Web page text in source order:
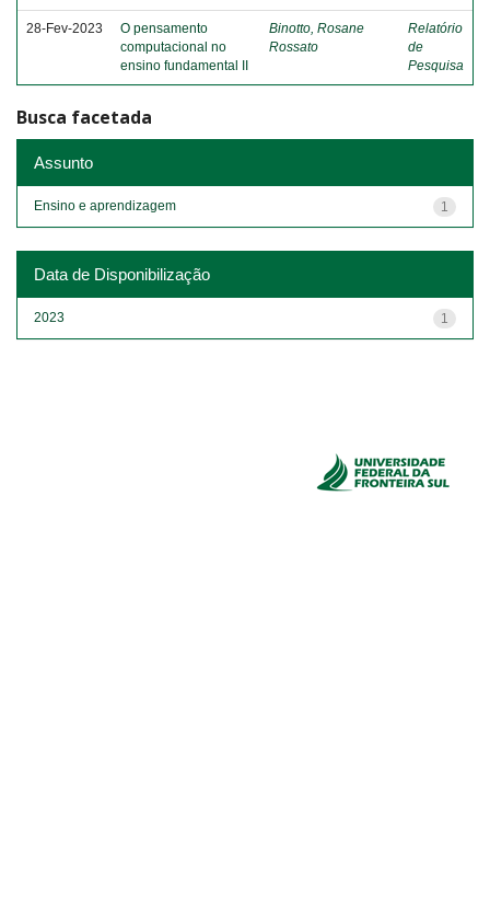
28-Fev-2023
O pensamento
computacional no
ensino fundamental II
Binotto, Rosane
Rossato
Relatório
de
Pesquisa
Busca facetada
Assunto
1
Ensino e aprendizagem
Data de Disponibilização
1
2023